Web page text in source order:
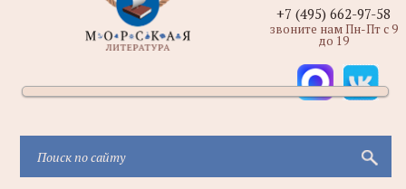
+7 (495) 662-97-58
звоните нам Пн-Пт с 9
до 19